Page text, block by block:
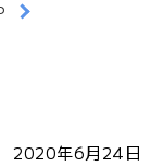
2020年6月24日